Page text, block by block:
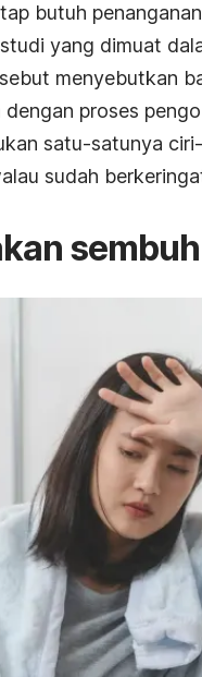
butuh
yang dimuat
menyebutkan
proses
satu-satunya
sudah
sembuh